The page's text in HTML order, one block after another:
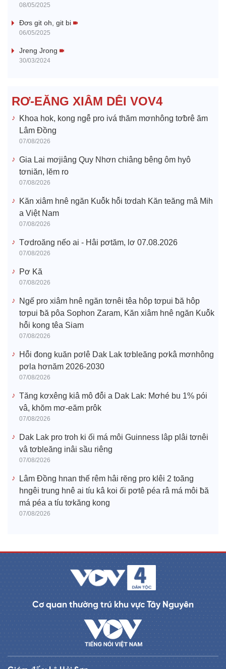
e
o
08/05/2025
Đơs git oh, git bi
06/05/2025
Jreng Jrong
30/03/2024
RƠ-EĂNG XIÂM DÊI VOV4
Khoa hok, kong ngê̆ pro ivá thăm mơnhông tơƀrê ăm
Lâm Đồng
07/08/2026
Gia Lai mơjiâng Quy Nhơn chiâng bêng ôm hyô
tơniăn, lĕm ro
07/08/2026
Kăn xiâm hnê ngăn Kuô̆k hô̆i tơdah Kăn teăng mâ Mih
a Việt Nam
07/08/2026
Tơdroăng nếo ai - Hâi pơtăm, lơ 07.08.2026
07/08/2026
Pơ Kă
07/08/2026
Ngế pro xiâm hnê ngăn tơnêi têa hôp tơpui ƀă hôp
tơpui ƀă pôa Sophon Zaram, Kăn xiâm hnê ngăn Kuô̆k
hô̆i kong têa Siam
07/08/2026
Hô̆i đong kuăn pơlê Dak Lak tơbleăng pơkâ mơnhông
pơla hơnăm 2026-2030
07/08/2026
Tăng kơxêng kiâ mô đô̆i a Dak Lak: Mơhé bu 1% pói
vâ, khŏm mơ-eăm prôk
07/08/2026
Dak Lak pro troh ki ối má môi Guinness lâp plâi tơnêi
vâ tơbleăng inâi sầu riêng
07/08/2026
Lâm Đồng hnan thế rêm hâi rĕng pro klêi 2 toăng
hngêi trung hnê ai tíu kâ koi ối pơtê péa râ má môi ƀă
má péa a tíu tơkăng kong
07/08/2026
Cơ quan thường trú khu vực Tây Nguyên